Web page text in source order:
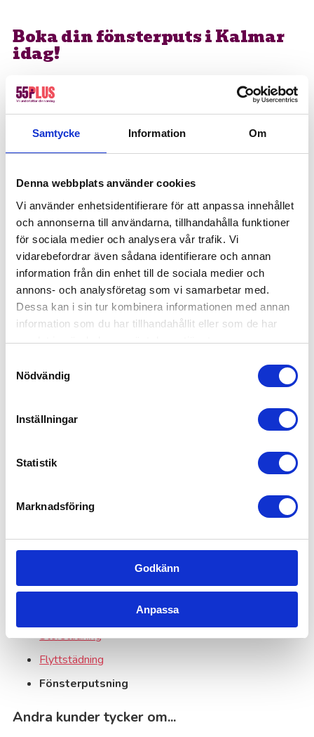
Samtycke Information Om
Denna webbplats använder cookies
Vi använder enhetsidentifierare för att anpassa innehållet
och annonserna till användarna, tillhandahålla funktioner
för sociala medier och analysera vår trafik. Vi
vidarebefordrar även sådana identifierare och annan
information från din enhet till de sociala medier och
annons- och analysföretag som vi samarbetar med.
Dessa kan i sin tur kombinera informationen med annan
information som du har tillhandahållit eller som de har
samlat in när du har använt deras tjänster.
Nödvändig
Inställningar
Statistik
Marknadsföring
Godkänn
Anpassa
Boka din fönsterputs i Kalmar
idag!
från fönsterputsning till diverse hem- och
företagstjänster. Vår höga servicenivå gör att du
kan slappna av och vara trygg i att vi tar ansvar
för hela processen. Fyll i formuläret och berätta
vad du behöver hjälp med, så hör vi av oss så fort
Hej! Fyll i dina kontaktuppgifter och skicka
in så återkommer vi inom kort.
Vad
heter
du?
*
hjälp
Telefonnummer
nå
på *
Din
(frivilligt)
Genom att gå vidare accepterar du vår
integritets- och
Kanske du behöver hjälp med detta också?
Storstädning
Flyttstädning
Fönsterputsning
Andra kunder tycker om...